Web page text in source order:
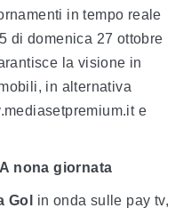
in tempo reale
di domenica 27 ottobre
la visione in
in alternativa
e
nona giornata
Gol
in onda sulle pay tv,